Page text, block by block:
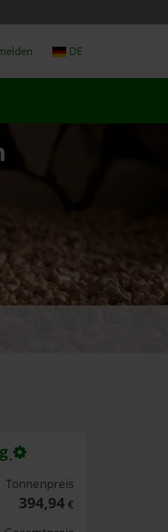
DE
Tonnenpreis
394,94€